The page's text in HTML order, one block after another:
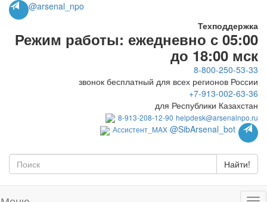
@arsenal_npo
Техподдержка
Режим работы: ежедневно с 05:00
до 18:00 мск
8-800-250-53-33
звонок бесплатный для всех регионов России
+7-913-002-63-36
для Республики Казахстан
8-913-208-12-90 helpdesk@arsenalnpo.ru
Ассистент_MAX @SibArsenal_bot
Найти!